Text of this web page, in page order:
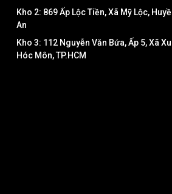
Kho 2: 869 Ấp Lộc Tiền, Xã Mỹ Lộc,
An
Kho 3: 112 Nguyễn Văn Bứa, Ấp 5, Xã
Hóc Môn, TP.HCM